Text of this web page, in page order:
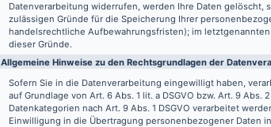
Datenverarbeitung widerrufen, werden Ihre Daten gelöscht,
zulässigen Gründe für die Speicherung Ihrer
handelsrechtliche Aufbewahrungsfristen); im
dieser Gründe.
Allgemeine Hinweise zu den Rechtsgrundlagen der
Sofern Sie in die Datenverarbeitung eingewilligt haben,
auf Grundlage von Art. 6 Abs. 1 lit. a DSGVO bzw. Art. 9 Abs.
Datenkategorien nach Art. 9 Abs. 1 DSGVO verarbeitet
Einwilligung in die Übertragung personenbezogener Daten